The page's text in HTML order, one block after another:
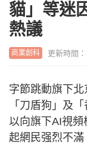
貓」等迷
熱議
商業創科 更新時間
字節跳動旗下
「刀盾狗」及
以向旗下AI視頻
起網民强烈不滿